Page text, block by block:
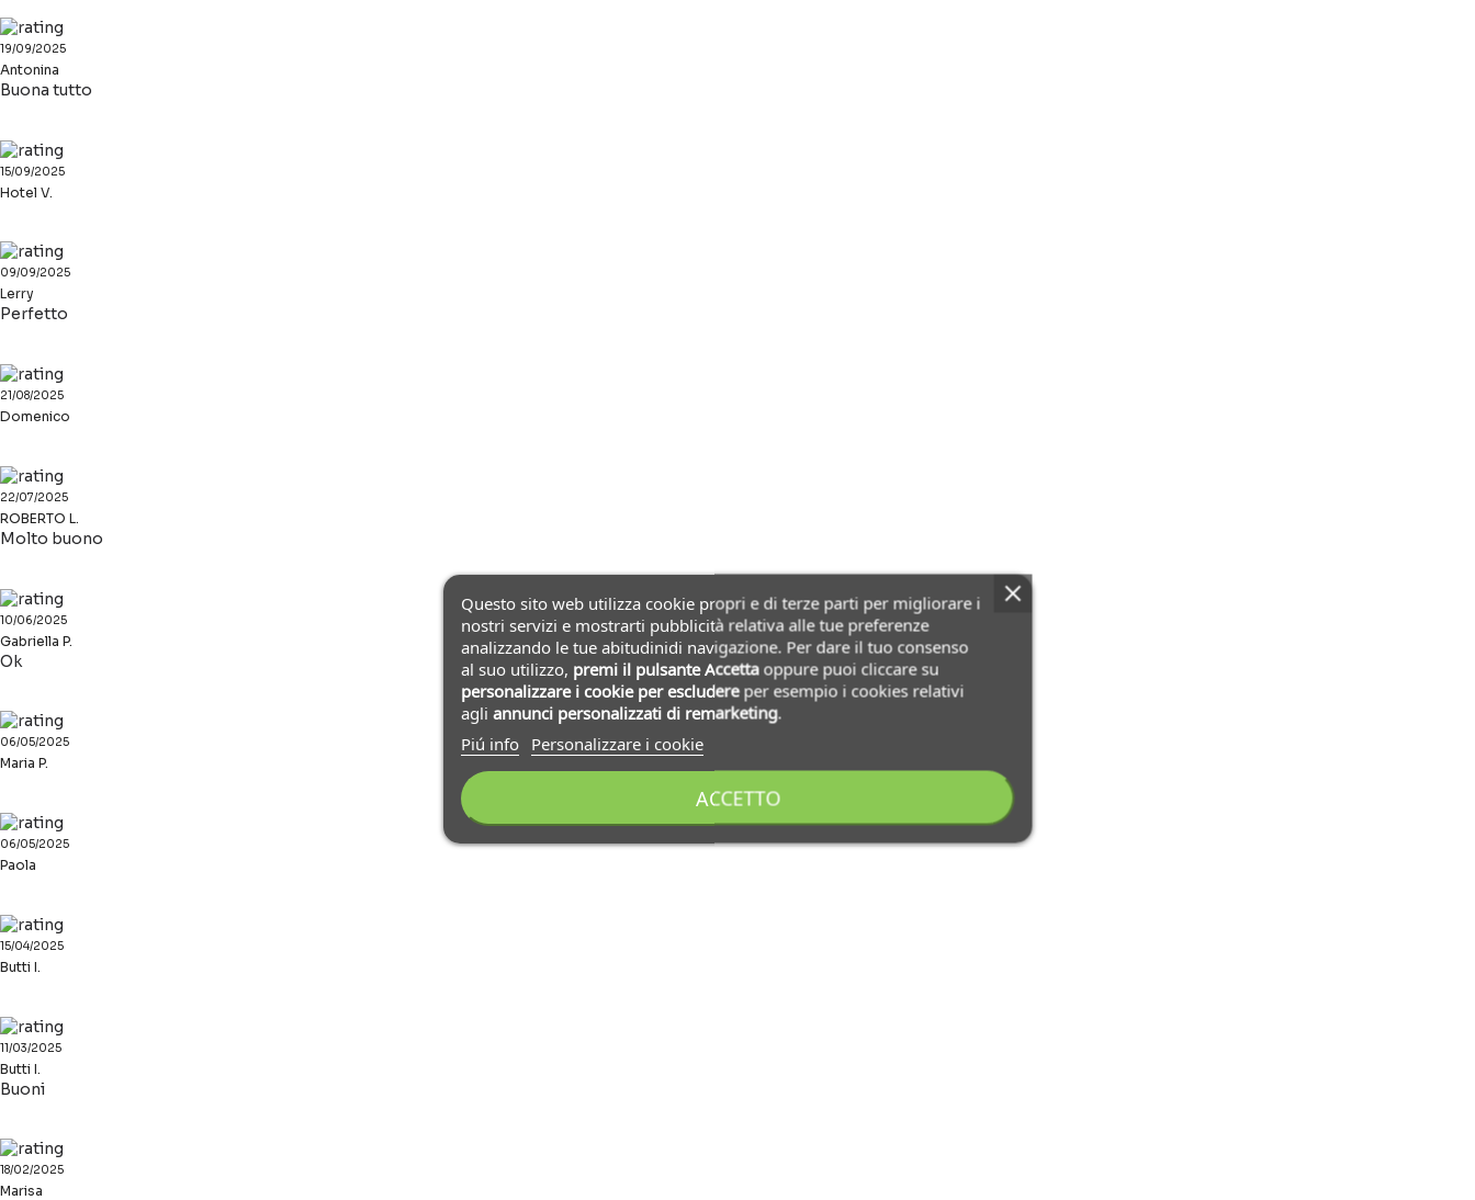
19/09/2025
Antonina
Buona tutto
15/09/2025
Hotel V.
09/09/2025
Lerry
Perfetto
21/08/2025
Domenico
22/07/2025
ROBERTO L.
Molto buono
10/06/2025
Gabriella P.
Ok
06/05/2025
Maria P.
06/05/2025
Paola
15/04/2025
Butti I.
11/03/2025
Butti I.
Buoni
18/02/2025
Marisa
Questo sito web utilizza cookie propri e di terze parti per migliorare i
nostri servizi e mostrarti pubblicità relativa alle tue preferenze
analizzando le tue abitudinidi navigazione. Per dare il tuo consenso
al suo utilizzo, premi il pulsante Accettaoppure puoi cliccare su
personalizzare i cookie per escludereper esempio i cookies relativi
agli annunci personalizzati di remarketing.
Piú info
Personalizzare i cookie
ACCETTO